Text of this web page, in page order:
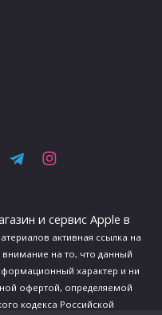
и сервис Apple в
активная ссылка на
на то, что данный
характер и ни
офертой, определяемой
кодекса Российской